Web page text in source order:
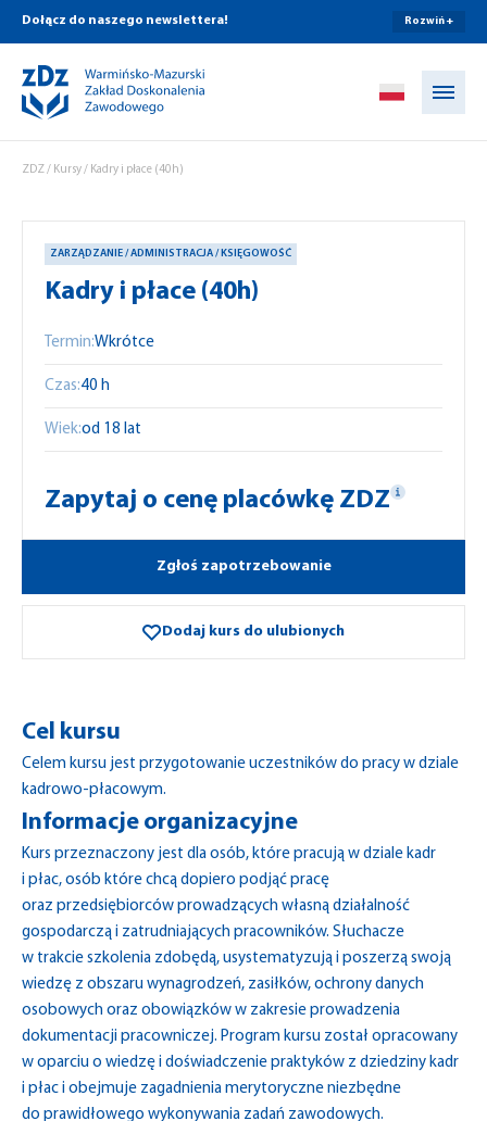
Dołącz do naszego newslettera! Rozwiń +
ZDZ/ Kursy/ Kadry i płace (40h)
ZARZĄDZANIE / ADMINISTRACJA / KSIĘGOWOŚĆ
Kadry i płace (40h)
Termin:Wkrótce
Czas:40 h
Wiek:od 18 lat
Zapytaj o cenę placówkę ZDZ
Zgłoś zapotrzebowanie
Dodaj kurs do ulubionych
Cel kursu
Celem kursu jest przygotowanie uczestników do pracy w dziale
kadrowo-płacowym.
Informacje organizacyjne
Kurs przeznaczony jest dla osób, które pracują w dziale kadr
i płac, osób które chcą dopiero podjąć pracę
oraz przedsiębiorców prowadzących własną działalność
gospodarczą i zatrudniających pracowników. Słuchacze
w trakcie szkolenia zdobędą, usystematyzują i poszerzą swoją
wiedzę z obszaru wynagrodzeń, zasiłków, ochrony danych
osobowych oraz obowiązków w zakresie prowadzenia
dokumentacji pracowniczej. Program kursu został opracowany
w oparciu o wiedzę i doświadczenie praktyków z dziedziny kadr
i płac i obejmuje zagadnienia merytoryczne niezbędne
do prawidłowego wykonywania zadań zawodowych.